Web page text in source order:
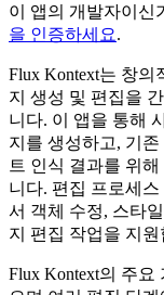
이 앱의 개발자이신
을 인증하세요.
Flux Kontext는 창의
지 생성 및 편집을
니다. 이 앱을 통해
지를 생성하고, 기
트 인식 결과를 위
니다. 편집 프로세
서 객체 수정, 스타
지 편집 작업을 지원
Flux Kontext의 주요